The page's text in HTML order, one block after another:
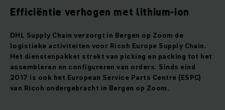
Efficiëntie verhogen met lithium-ion
DHL Supply Chain verzorgt in Bergen op Zoom de
logistieke activiteiten voor Ricoh Europe Supply Chain.
Het dienstenpakket strekt van picking en packing tot het
assembleren en configureren van orders. Sinds eind
2017 is ook het European Service Parts Centre (ESPC)
van Ricoh ondergebracht in Bergen op Zoom.